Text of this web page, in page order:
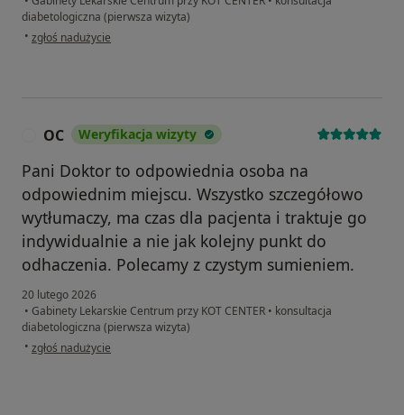
diabetologiczna (pierwsza wizyta)
• w opinii użytkownika Aleksandra
zgłoś nadużycie
OC Weryfikacja wizyty
Pani Doktor to odpowiednia osoba na
odpowiednim miejscu. Wszystko szczegółowo
wytłumaczy, ma czas dla pacjenta i traktuje go
indywidualnie a nie jak kolejny punkt do
odhaczenia. Polecamy z czystym sumieniem.
20 lutego 2026
• Gabinety Lekarskie Centrum przy KOT CENTER • konsultacja
diabetologiczna (pierwsza wizyta)
• w opinii użytkownika OC
zgłoś nadużycie